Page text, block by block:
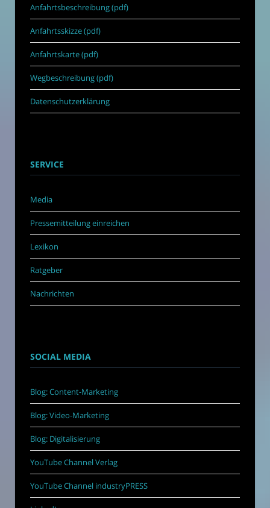
Anfahrtsbeschreibung (pdf)
Anfahrtsskizze (pdf)
Anfahrtskarte (pdf)
Wegbeschreibung (pdf)
Datenschutzerklärung
SERVICE
Media
Pressemitteilung einreichen
Lexikon
Ratgeber
Nachrichten
SOCIAL MEDIA
Blog: Content-Marketing
Blog: Video-Marketing
Blog: Digitalisierung
YouTube Channel Verlag
YouTube Channel industryPRESS